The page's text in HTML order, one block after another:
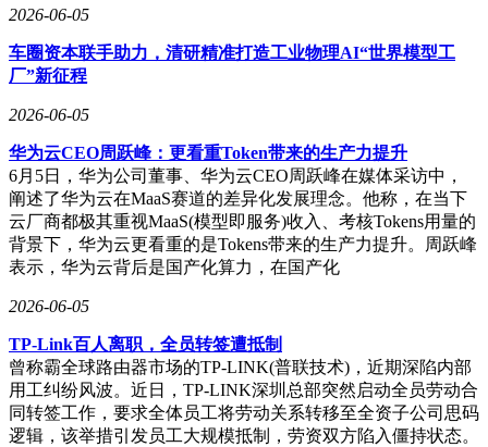
计营收将介于1940亿美元至1990亿美元之间，同比增长16%至
时，营业利润预计将介于200亿美元至240亿美元之间，而上年
同期为192亿美元。这一展望显示出亚马逊对未来业务发展的
2026-06-05
车圈资本联手助力，清研精准打造工业物理AI“世界模型工
厂”新征程
2026-06-05
华为云CEO周跃峰：更看重Token带来的生产力提升
6月5日，华为公司董事、华为云CEO周跃峰在媒体采访中，
阐述了华为云在MaaS赛道的差异化发展理念。他称，在当下
云厂商都极其重视MaaS(模型即服务)收入、考核Tokens用量的
背景下，华为云更看重的是Tokens带来的生产力提升。周跃峰
表示，华为云背后是国产化算力，在国产化
2026-06-05
TP-Link百人离职，全员转签遭抵制
曾称霸全球路由器市场的TP-LINK(普联技术)，近期深陷内部
用工纠纷风波。近日，TP-LINK深圳总部突然启动全员劳动合
同转签工作，要求全体员工将劳动关系转移至全资子公司思码
逻辑，该举措引发员工大规模抵制，劳资双方陷入僵持状态。